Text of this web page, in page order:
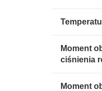
Moment
ciśnienia
Moment